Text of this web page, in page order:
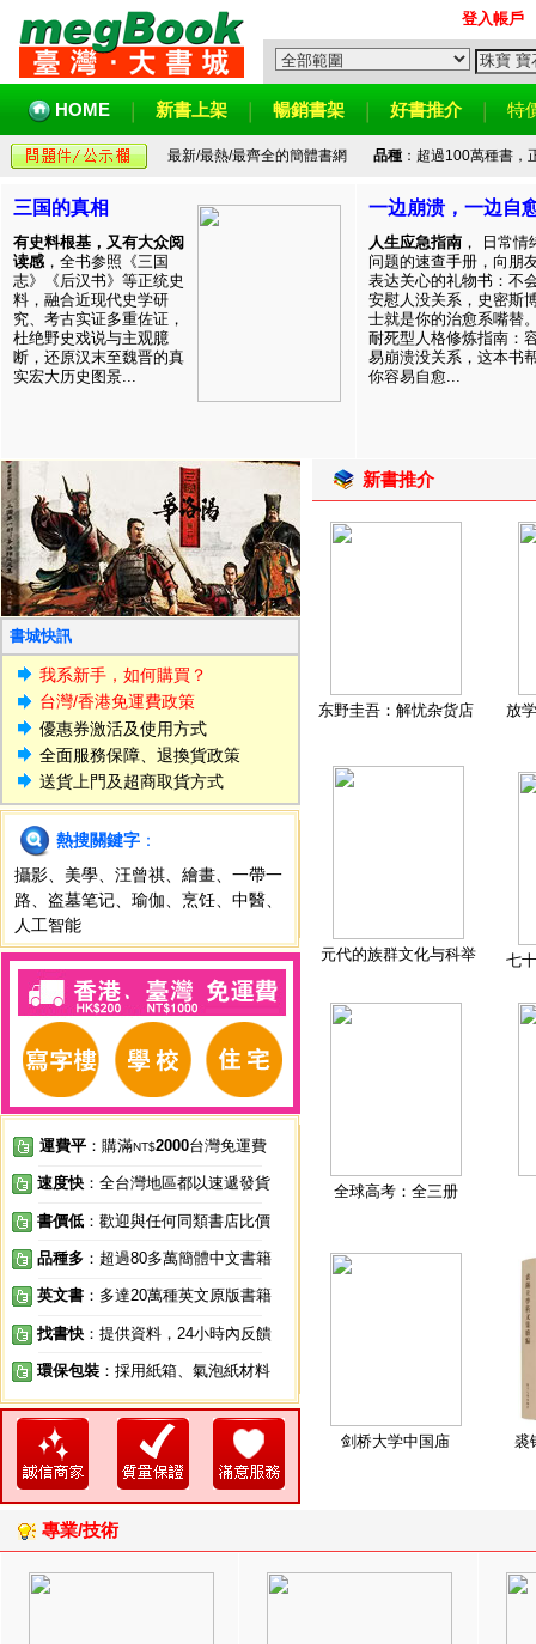
登入帳戶
HOME 新書上架 暢銷書架 好書推介 特
最新/最熱/最齊全的簡體書網 品種：超過100萬種書，
三国的真相
有史料根基，又有大众阅
读感 ，全书参照《三国
志》《后汉书》等正统史
料，融合近现代史学研
究、考古实证多重佐证，
杜绝野史戏说与主观臆
断，还原汉末至魏晋的真
实宏大历史图景...
一边崩溃，一边自
人生应急指南 ， 日常情
问题的速查手册，向朋
表达关心的礼物书：不
安慰人没关系，史密斯
士就是你的治愈系嘴替
耐死型人格修炼指南：
易崩溃没关系，这本书
你容易自愈...
書城快訊
我系新手，如何購買？
台灣/香港免運費政策
優惠券激活及使用方式
全面服務保障、退換貨政策
送貨上門及超商取貨方式
熱搜關鍵字 ：
攝影
美學 汪曾祺 繪畫
一帶一
路
盗墓笔记 瑜伽 烹饪 中醫
人工智能
運費平 ：購滿NT$2000台灣免運費
速度快 ：全台灣地區都以速遞發貨
書價低 ：歡迎與任何同類書店比價
品種多 ：超過80多萬簡體中文書籍
英文書 ：多達20萬種英文原版書籍
找書快 ：提供資料，24小時內反饋
環保包裝 ：採用紙箱、氣泡紙材料
新書推介
东野圭吾：解忧杂货店 放
元代的族群文化与科举 七
全球高考：全三册
剑桥大学中国庙 裘
專業/技術